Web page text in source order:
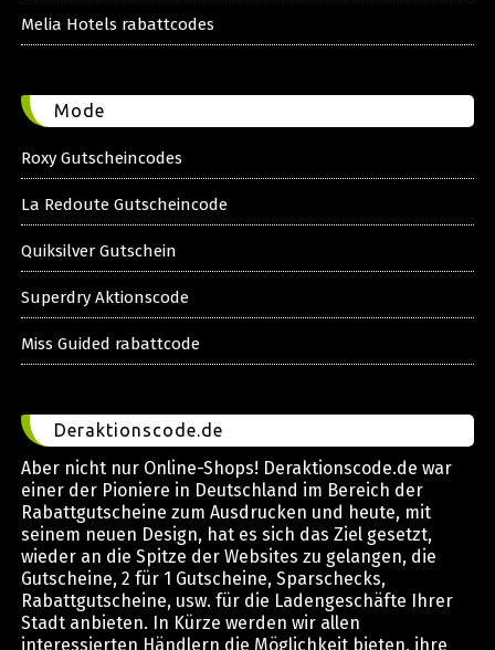
Melia Hotels rabattcodes
Mode
Roxy Gutscheincodes
La Redoute Gutscheincode
Quiksilver Gutschein
Superdry Aktionscode
Miss Guided rabattcode
Deraktionscode.de
Aber nicht nur Online-Shops! Deraktionscode.de war
einer der Pioniere in Deutschland im Bereich der
Rabattgutscheine zum Ausdrucken und heute, mit
seinem neuen Design, hat es sich das Ziel gesetzt,
wieder an die Spitze der Websites zu gelangen, die
Gutscheine, 2 für 1 Gutscheine, Sparschecks,
Rabattgutscheine, usw. für die Ladengeschäfte Ihrer
Stadt anbieten. In Kürze werden wir allen
interessierten Händlern die Möglichkeit bieten, ihre